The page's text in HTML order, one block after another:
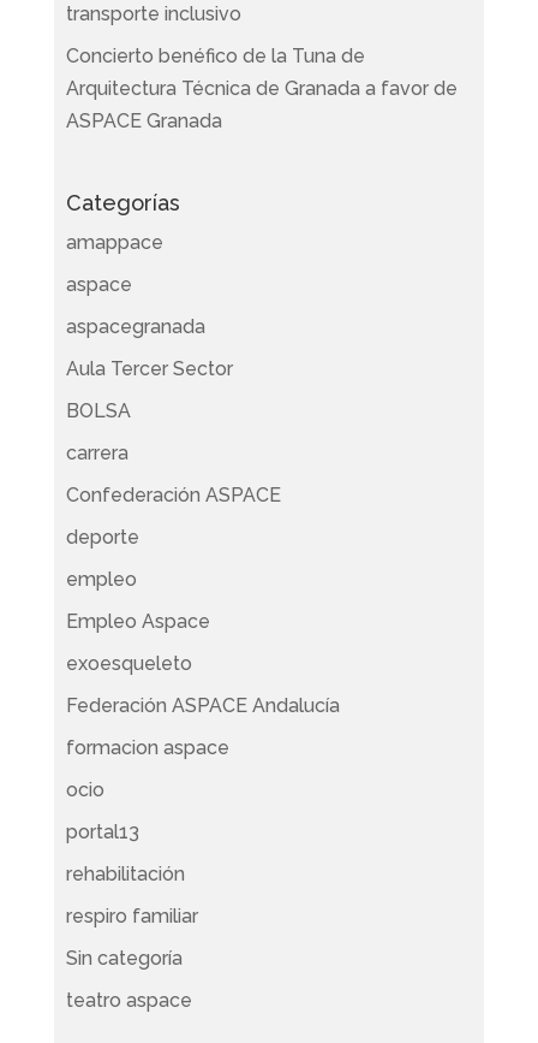
transporte inclusivo
Concierto benéfico de la Tuna de
Arquitectura Técnica de Granada a favor de
ASPACE Granada
Categorías
amappace
aspace
aspacegranada
Aula Tercer Sector
BOLSA
carrera
Confederación ASPACE
deporte
empleo
Empleo Aspace
exoesqueleto
Federación ASPACE Andalucía
formacion aspace
ocio
portal13
rehabilitación
respiro familiar
Sin categoría
teatro aspace